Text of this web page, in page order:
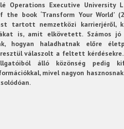
Operations Executive University
book ‘Transform Your World’
tartott nemzetközi karrierjéről,
is, amit elkövetett. Számos jó
hogyan haladhatnak előre
válaszolt a feltett kérdésekre.
álló közönség pedig
mivel nagyon